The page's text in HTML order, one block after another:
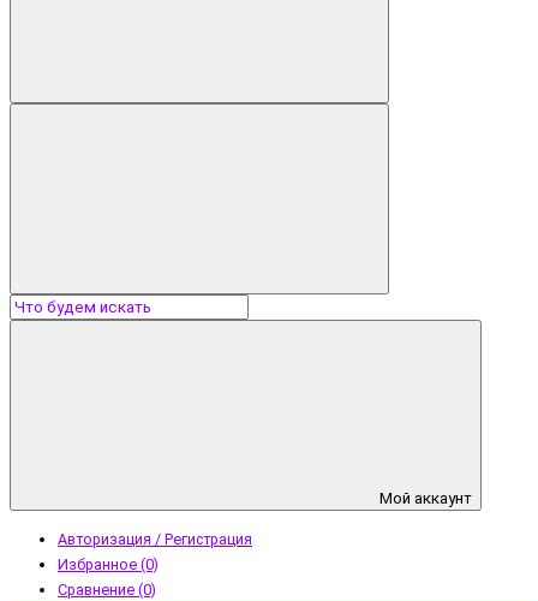
Мой аккаунт
Авторизация / Регистрация
Избранное (0)
Сравнение (0)